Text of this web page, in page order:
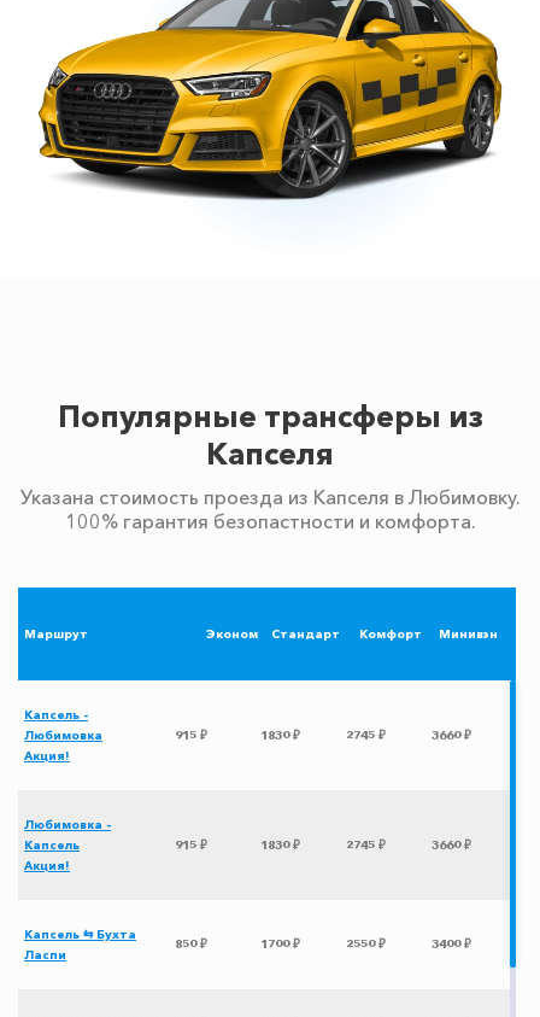
Популярные трансферы из
Капселя
Указана стоимость проезда из Капселя в Любимовку.
100% гарантия безопастности и комфорта.
Маршрут Эконом Стандарт Комфорт Минивэн
Капсель -
Любимовка
Акция!
915 ₽ 1830 ₽ 2745 ₽ 3660 ₽
Любимовка -
Капсель
Акция!
915 ₽ 1830 ₽ 2745 ₽ 3660 ₽
Капсель ⇆ Бухта
Ласпи
850 ₽ 1700 ₽ 2550 ₽ 3400 ₽